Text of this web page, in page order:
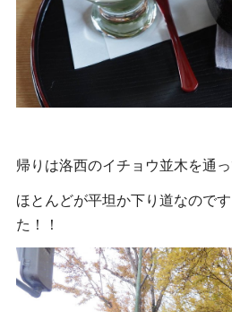
帰りは洛西のイチョウ並木を通
ほとんどが平坦か下り道なので
た！！